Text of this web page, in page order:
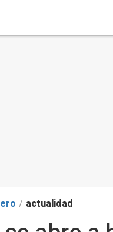
/ actualidad